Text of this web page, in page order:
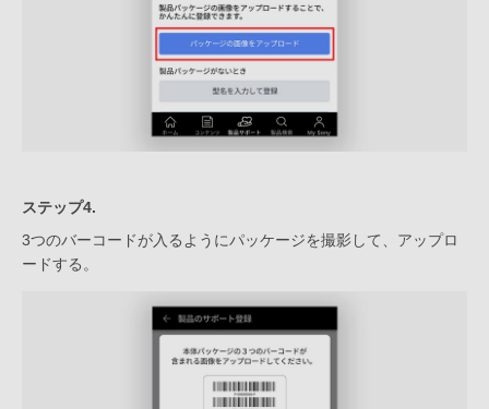
ステップ4.
3つのバーコードが入るようにパッケージを撮影して、アップロ
ードする。